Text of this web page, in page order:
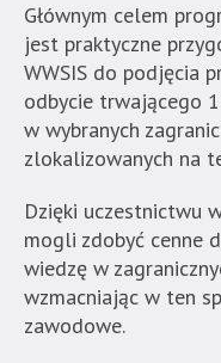
Akademia
Techniczno-
Informatyczna
Naukach
Stosowanych".
jest
wyposażona
menu
skiplinks
Głównym celem
jest praktyczne
WWSIS do podjęcia
odbycie trwającego
w wybranych
zlokalizowanych na
Dzięki uczestnictwu
mogli zdobyć cenne
wiedzę w
wzmacniając w ten
zawodowe.